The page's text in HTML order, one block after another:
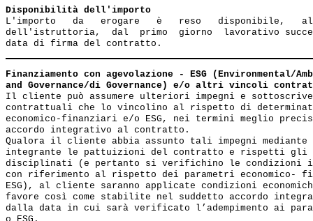
Disponibilità dell'importo
L'importo   da   erogare   è   reso   disponibile,
dell'istruttoria,  dal  primo  giorno  lavorativo
Finanziamento con agevolazione - ESG (Environmental/
and Governance/di Governance) e/o altri vincoli
Il cliente può assumere ulteriori impegni e
contrattuali che lo vincolino al rispetto di
economico-finanziari e/o ESG, nei termini meglio
accordo integrativo al contratto.
Qualora il cliente abbia assunto tali impegni mediante
integrante le pattuizioni del contratto e rispetti gli
disciplinati (e pertanto si verifichino le condizioni
con riferimento al rispetto dei parametri economico-
ESG), al cliente saranno applicate condizioni
favore così come stabilite nel suddetto accordo
dalla data in cui sarà verificato l’adempimento ai